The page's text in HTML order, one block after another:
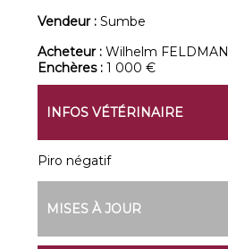
Vendeur :Sumbe
Acheteur :Wilhelm
Enchères :1 000 €
INFOS VÉTÉRINAIRE
Piro négatif
MISES À JOUR